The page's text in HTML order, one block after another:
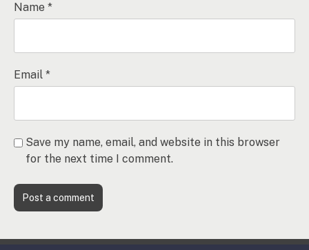
Name *
Email *
Save my name, email, and website in this browser
for the next time I comment.